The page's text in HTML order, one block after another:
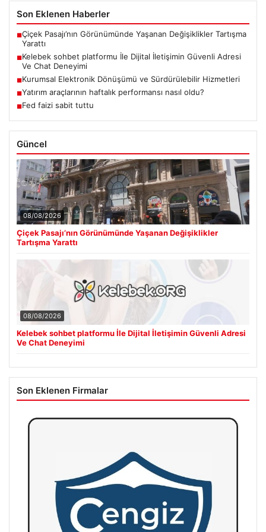
Son Eklenen Haberler
■Çiçek Pasajı’nın Görünümünde Yaşanan Değişiklikler Tartışma
Yarattı
■Kelebek sohbet platformu İle Dijital İletişimin Güvenli Adresi
Ve Chat Deneyimi
■Kurumsal Elektronik Dönüşümü ve Sürdürülebilir Hizmetleri
■Yatırım araçlarının haftalık performansı nasıl oldu?
■Fed faizi sabit tuttu
Güncel
08/08/2026
Çiçek Pasajı’nın Görünümünde Yaşanan Değişiklikler
Tartışma Yarattı
08/08/2026
Kelebek sohbet platformu İle Dijital İletişimin Güvenli Adresi
Ve Chat Deneyimi
Son Eklenen Firmalar